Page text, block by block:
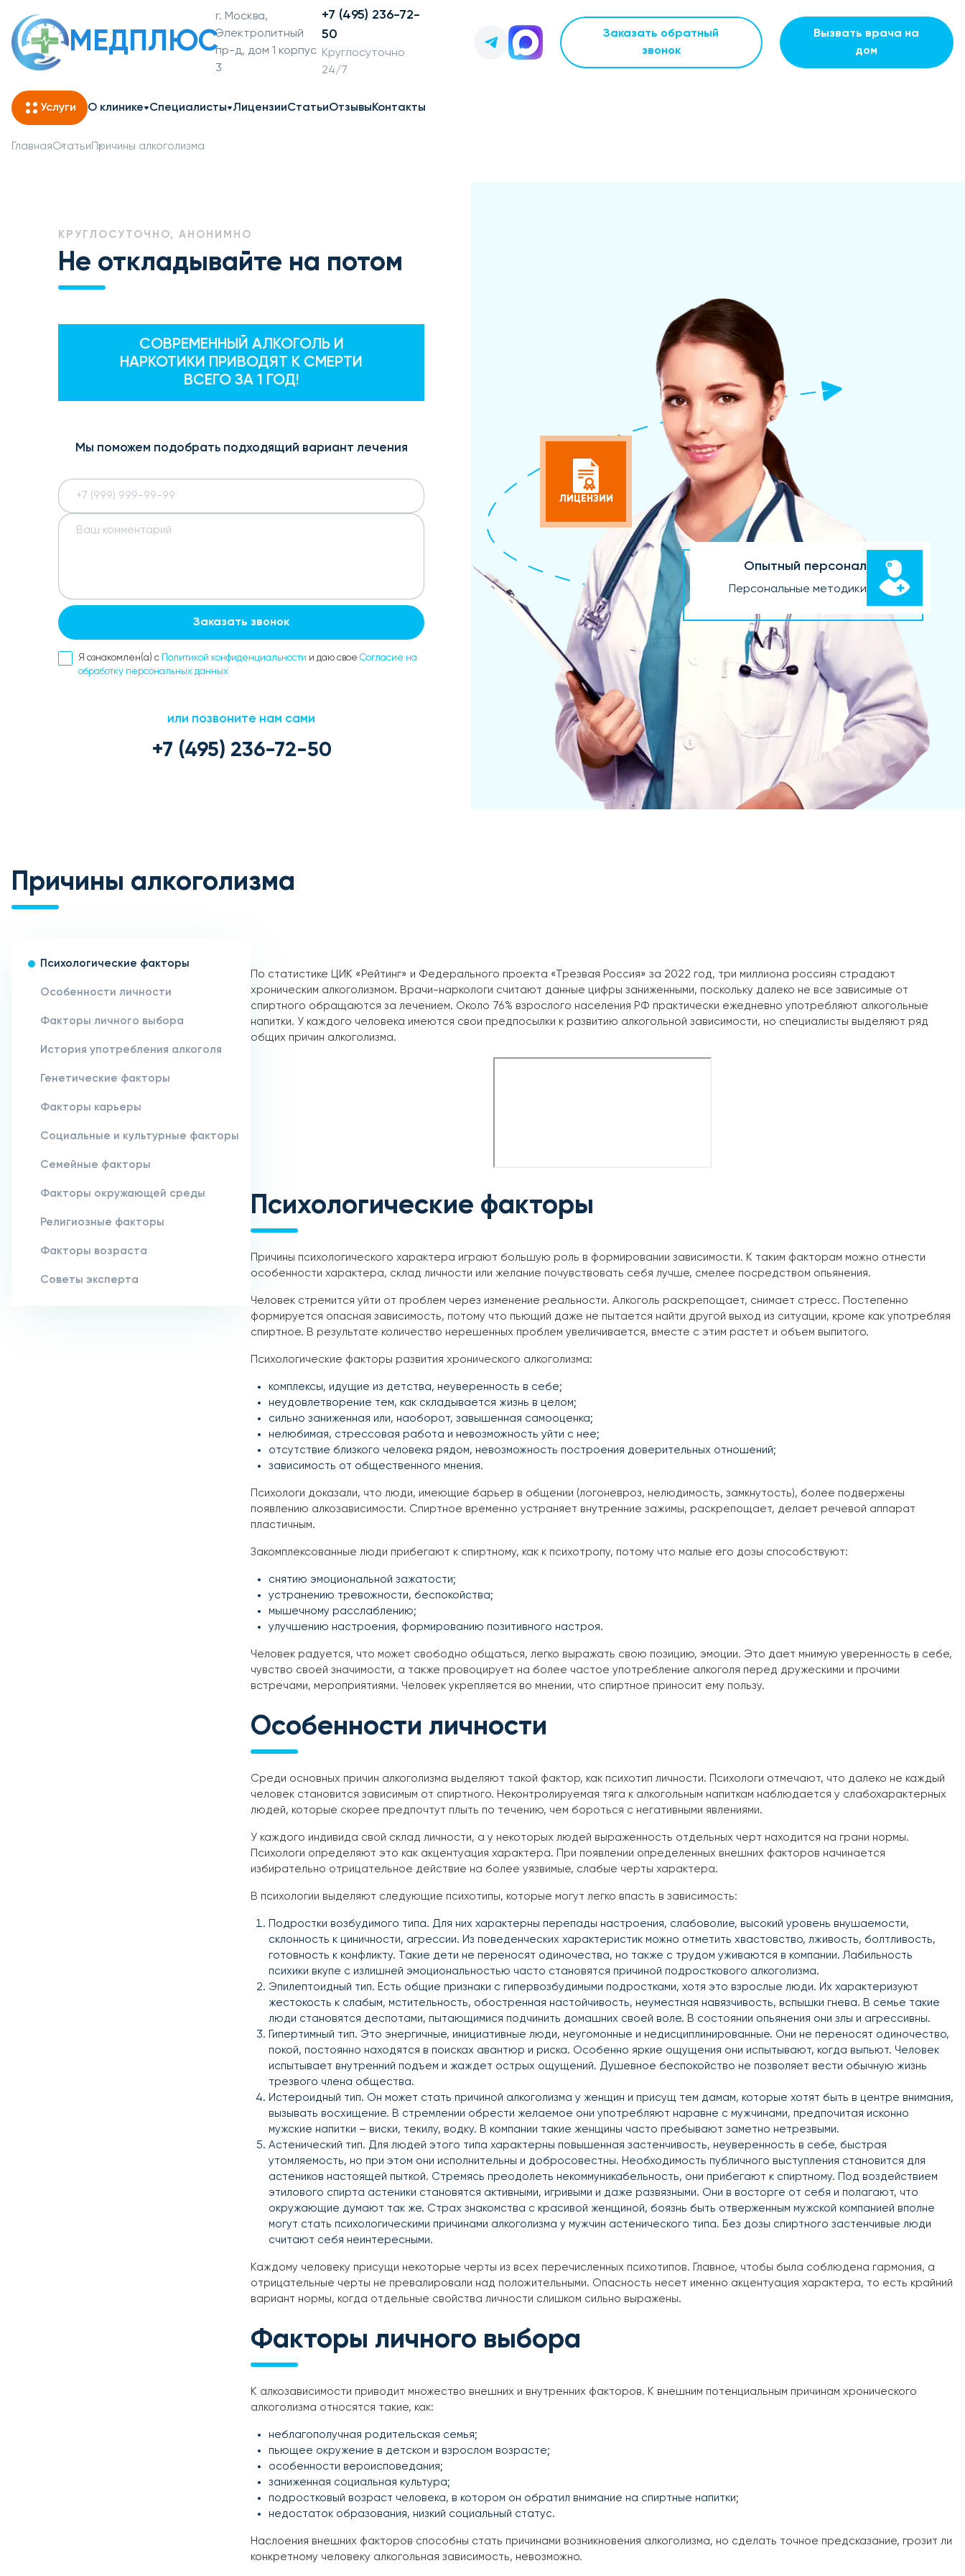
МЕДПЛЮС
г. Москва,
Электролитный
пр-д, дом 1 корпус
3
+7 (495) 236-72-
50
Круглосуточно
24/7
Заказать обратный
звонок
Вызвать врача на
дом
Услуги О клинике Специалисты ЛицензииСтатьиОтзывыКонтакты
ГлавнаяСтатьи Причины алкоголизма
КРУГЛОСУТОЧНО, АНОНИМНО
Не откладывайте на потом
СОВРЕМЕННЫЙ АЛКОГОЛЬ И
НАРКОТИКИ ПРИВОДЯТ К СМЕРТИ
ВСЕГО ЗА 1 ГОД!
Мы поможем подобрать подходящий вариант лечения
Заказать звонок
Я ознакомлен(а) с Политикой конфиденциальности и даю свое Согласие на
обработку персональных данных
или позвоните нам сами
+7 (495) 236-72-50
Опытный персонал
Персональные методики
ЛИЦЕНЗИИ
Причины алкоголизма
Психологические факторы
Особенности личности
Факторы личного выбора
История употребления алкоголя
Генетические факторы
Факторы карьеры
Социальные и культурные факторы
Семейные факторы
Факторы окружающей среды
Религиозные факторы
Факторы возраста
Советы эксперта
По статистике ЦИК «Рейтинг» и Федерального проекта «Трезвая Россия» за 2022 год, три миллиона россиян страдают
хроническим алкоголизмом. Врачи-наркологи считают данные цифры заниженными, поскольку далеко не все зависимые от
спиртного обращаются за лечением. Около 76% взрослого населения РФ практически ежедневно употребляют алкогольные
напитки. У каждого человека имеются свои предпосылки к развитию алкогольной зависимости, но специалисты выделяют ряд
общих причин алкоголизма.
Психологические факторы
Причины психологического характера играют большую роль в формировании зависимости. К таким факторам можно отнести
особенности характера, склад личности или желание почувствовать себя лучше, смелее посредством опьянения.
Человек стремится уйти от проблем через изменение реальности. Алкоголь раскрепощает, снимает стресс. Постепенно
формируется опасная зависимость, потому что пьющий даже не пытается найти другой выход из ситуации, кроме как употребляя
спиртное. В результате количество нерешенных проблем увеличивается, вместе с этим растет и объем выпитого.
Психологические факторы развития хронического алкоголизма:
комплексы, идущие из детства, неуверенность в себе;
неудовлетворение тем, как складывается жизнь в целом;
сильно заниженная или, наоборот, завышенная самооценка;
нелюбимая, стрессовая работа и невозможность уйти с нее;
отсутствие близкого человека рядом, невозможность построения доверительных отношений;
зависимость от общественного мнения.
Психологи доказали, что люди, имеющие барьер в общении (логоневроз, нелюдимость, замкнутость), более подвержены
появлению алкозависимости. Спиртное временно устраняет внутренние зажимы, раскрепощает, делает речевой аппарат
пластичным.
Закомплексованные люди прибегают к спиртному, как к психотропу, потому что малые его дозы способствуют:
снятию эмоциональной зажатости;
устранению тревожности, беспокойства;
мышечному расслаблению;
улучшению настроения, формированию позитивного настроя.
Человек радуется, что может свободно общаться, легко выражать свою позицию, эмоции. Это дает мнимую уверенность в себе,
чувство своей значимости, а также провоцирует на более частое употребление алкоголя перед дружескими и прочими
встречами, мероприятиями. Человек укрепляется во мнении, что спиртное приносит ему пользу.
Особенности личности
Среди основных причин алкоголизма выделяют такой фактор, как психотип личности. Психологи отмечают, что далеко не каждый
человек становится зависимым от спиртного. Неконтролируемая тяга к алкогольным напиткам наблюдается у слабохарактерных
людей, которые скорее предпочтут плыть по течению, чем бороться с негативными явлениями.
У каждого индивида свой склад личности, а у некоторых людей выраженность отдельных черт находится на грани нормы.
Психологи определяют это как акцентуация характера. При появлении определенных внешних факторов начинается
избирательно отрицательное действие на более уязвимые, слабые черты характера.
В психологии выделяют следующие психотипы, которые могут легко впасть в зависимость:
Подростки возбудимого типа. Для них характерны перепады настроения, слабоволие, высокий уровень внушаемости,
склонность к циничности, агрессии. Из поведенческих характеристик можно отметить хвастовство, лживость, болтливость,
готовность к конфликту. Такие дети не переносят одиночества, но также с трудом уживаются в компании. Лабильность
психики вкупе с излишней эмоциональностью часто становятся причиной подросткового алкоголизма.
Эпилептоидный тип. Есть общие признаки с гипервозбудимыми подростками, хотя это взрослые люди. Их характеризуют
жестокость к слабым, мстительность, обостренная настойчивость, неуместная навязчивость, вспышки гнева. В семье такие
люди становятся деспотами, пытающимися подчинить домашних своей воле. В состоянии опьянения они злы и агрессивны.
Гипертимный тип. Это энергичные, инициативные люди, неугомонные и недисциплинированные. Они не переносят одиночество,
покой, постоянно находятся в поисках авантюр и риска. Особенно яркие ощущения они испытывают, когда выпьют. Человек
испытывает внутренний подъем и жаждет острых ощущений. Душевное беспокойство не позволяет вести обычную жизнь
трезвого члена общества.
Истероидный тип. Он может стать причиной алкоголизма у женщин и присущ тем дамам, которые хотят быть в центре внимания,
вызывать восхищение. В стремлении обрести желаемое они употребляют наравне с мужчинами, предпочитая исконно
мужские напитки – виски, текилу, водку. В компании такие женщины часто пребывают заметно нетрезвыми.
Астенический тип. Для людей этого типа характерны повышенная застенчивость, неуверенность в себе, быстрая
утомляемость, но при этом они исполнительны и добросовестны. Необходимость публичного выступления становится для
астеников настоящей пыткой. Стремясь преодолеть некоммуникабельность, они прибегают к спиртному. Под воздействием
этилового спирта астеники становятся активными, игривыми и даже развязными. Они в восторге от себя и полагают, что
окружающие думают так же. Страх знакомства с красивой женщиной, боязнь быть отверженным мужской компанией вполне
могут стать психологическими причинами алкоголизма у мужчин астенического типа. Без дозы спиртного застенчивые люди
считают себя неинтересными.
Каждому человеку присущи некоторые черты из всех перечисленных психотипов. Главное, чтобы была соблюдена гармония, а
отрицательные черты не превалировали над положительными. Опасность несет именно акцентуация характера, то есть крайний
вариант нормы, когда отдельные свойства личности слишком сильно выражены.
Факторы личного выбора
К алкозависимости приводит множество внешних и внутренних факторов. К внешним потенциальным причинам хронического
алкоголизма относятся такие, как:
неблагополучная родительская семья;
пьющее окружение в детском и взрослом возрасте;
особенности вероисповедания;
заниженная социальная культура;
подростковый возраст человека, в котором он обратил внимание на спиртные напитки;
недостаток образования, низкий социальный статус.
Наслоения внешних факторов способны стать причинами возникновения алкоголизма, но сделать точное предсказание, грозит ли
конкретному человеку алкогольная зависимость, невозможно.